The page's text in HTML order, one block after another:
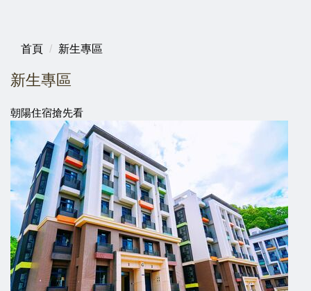
首頁 新生專區
新生專區
朝陽住宿搶先看